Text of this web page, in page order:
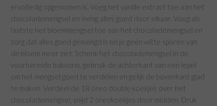
ei volledig opgenomen is. Voeg het vanille extract toe aan het
chocolademengsel en meng alles goed door elkaar. Voeg als
laatste het bloemmengsel toe aan het chocolademengsel en
zorg dat alles goed gemengd is en je geen witte sporen van
de bloem meer ziet. Schenk het chocolademengsel in de
voorbereide bakvorm, gebruik de achterkant van een lepel
om het mengsel goed te verdelen en gelijk de bovenkant glad
te maken. Verdeel de 18 oreo double koekjes over het
chocolademengsel, snijd 2 oreokoekjes door midden. Druk